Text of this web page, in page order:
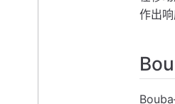
作出